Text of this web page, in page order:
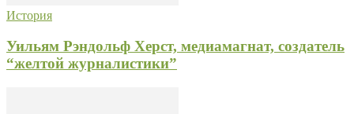
История
Уильям Рэндольф Херст, медиамагнат, создатель
“желтой журналистики”